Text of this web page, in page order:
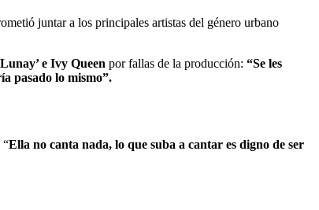
juntar a los principales artistas del género urbano
Lunay’ e Ivy Queen por fallas de la producción: “Se les
pasado lo mismo”.
“Ella no canta nada, lo que suba a cantar es digno de ser